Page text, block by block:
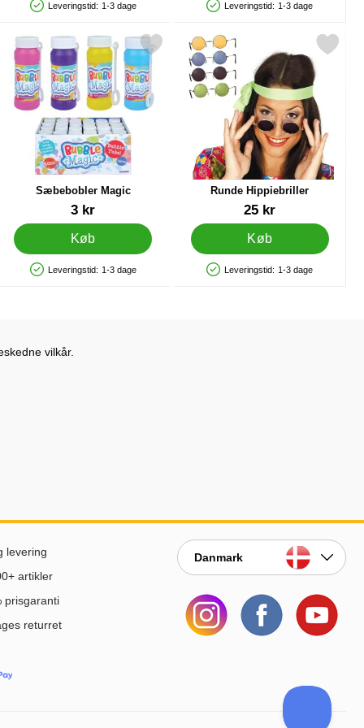
Produkttilgængelighed: På lager
Leveringstid: 1-3 dage
Produkttilgængelighed: På lager
Leveringstid: 1-3 dage
som favorit
Sæbebobler Magic
3 kr
Køb
Produkttilgængelighed: På lager
Leveringstid: 1-3 dage
Markér sæbebobler Magic som favorit
Runde Hippiebriller
25 kr
Køb
Produkttilgængelighed: På lager
Leveringstid: 1-3 dage
Markér runde
vilkår.
levering
artikler
prisgaranti
returret
Danmark